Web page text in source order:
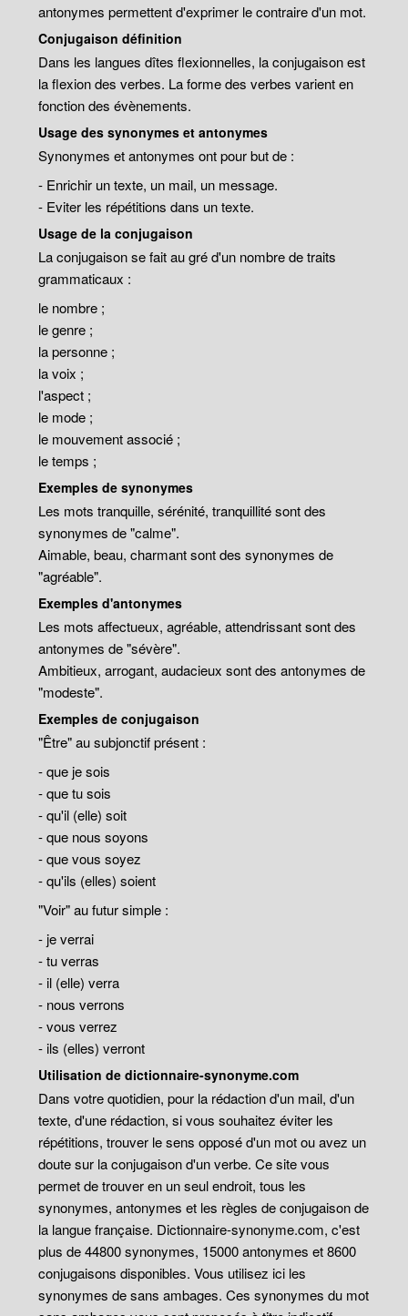
antonymes permettent d'exprimer le contraire d'un mot.
Conjugaison définition
Dans les langues dîtes flexionnelles, la conjugaison est
la flexion des verbes. La forme des verbes varient en
fonction des évènements.
Usage des synonymes et antonymes
Synonymes et antonymes ont pour but de :
- Enrichir un texte, un mail, un message.
- Eviter les répétitions dans un texte.
Usage de la conjugaison
La conjugaison se fait au gré d'un nombre de traits
grammaticaux :
le nombre ;
le genre ;
la personne ;
la voix ;
l'aspect ;
le mode ;
le mouvement associé ;
le temps ;
Exemples de synonymes
Les mots tranquille, sérénité, tranquillité sont des
synonymes de "calme".
Aimable, beau, charmant sont des synonymes de
"agréable".
Exemples d'antonymes
Les mots affectueux, agréable, attendrissant sont des
antonymes de "sévère".
Ambitieux, arrogant, audacieux sont des antonymes de
"modeste".
Exemples de conjugaison
"Être" au subjonctif présent :
- que je sois
- que tu sois
- qu'il (elle) soit
- que nous soyons
- que vous soyez
- qu'ils (elles) soient
"Voir" au futur simple :
- je verrai
- tu verras
- il (elle) verra
- nous verrons
- vous verrez
- ils (elles) verront
Utilisation de dictionnaire-synonyme.com
Dans votre quotidien, pour la rédaction d'un mail, d'un
texte, d'une rédaction, si vous souhaitez éviter les
répétitions, trouver le sens opposé d'un mot ou avez un
doute sur la conjugaison d'un verbe. Ce site vous
permet de trouver en un seul endroit, tous les
synonymes, antonymes et les règles de conjugaison de
la langue française. Dictionnaire-synonyme.com, c'est
plus de 44800 synonymes, 15000 antonymes et 8600
conjugaisons disponibles. Vous utilisez ici les
synonymes de sans ambages. Ces synonymes du mot